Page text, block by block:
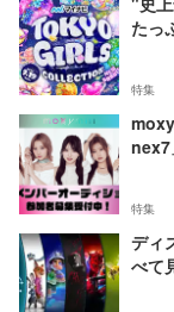
たっ
特集
nex7
特集
ディ
べて